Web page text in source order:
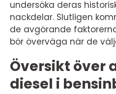
undersöka deras
nackdelar. Slutligen
de avgörande
bör överväga när de
Översikt över
diesel i